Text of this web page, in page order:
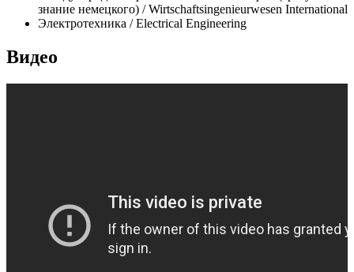
знание немецкого) / Wirtschaftsingenieurwesen International
Электротехника / Electrical Engineering
Видео